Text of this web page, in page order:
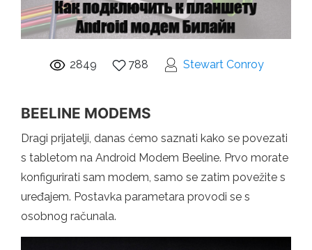
2849 788 Stewart Conroy
BEELINE MODEMS
Dragi prijatelji, danas ćemo saznati kako se povezati
s tabletom na Android Modem Beeline. Prvo morate
konfigurirati sam modem, samo se zatim povežite s
uređajem. Postavka parametara provodi se s
osobnog računala.